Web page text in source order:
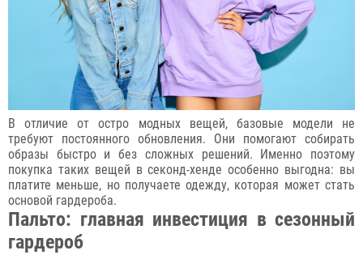
В отличие от остро модных вещей, базовые модели не
требуют постоянного обновления. Они помогают собирать
образы быстро и без сложных решений. Именно поэтому
покупка таких вещей в секонд-хенде особенно выгодна: вы
платите меньше, но получаете одежду, которая может стать
основой гардероба.
Пальто: главная инвестиция в сезонный
гардероб